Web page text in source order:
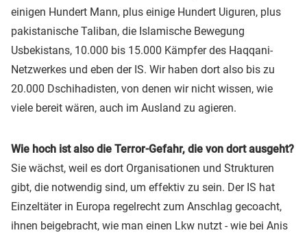
einigen Hundert Mann, plus einige Hundert Uiguren, plus
pakistanische Taliban, die Islamische Bewegung
Usbekistans, 10.000 bis 15.000 Kämpfer des Haqqani-
Netzwerkes und eben der IS. Wir haben dort also bis zu
20.000 Dschihadisten, von denen wir nicht wissen, wie
viele bereit wären, auch im Ausland zu agieren.
Wie hoch ist also die Terror-Gefahr, die von dort ausgeht?
Sie wächst, weil es dort Organisationen und Strukturen
gibt, die notwendig sind, um effektiv zu sein. Der IS hat
Einzeltäter in Europa regelrecht zum Anschlag gecoacht,
ihnen beigebracht, wie man einen Lkw nutzt - wie bei Anis